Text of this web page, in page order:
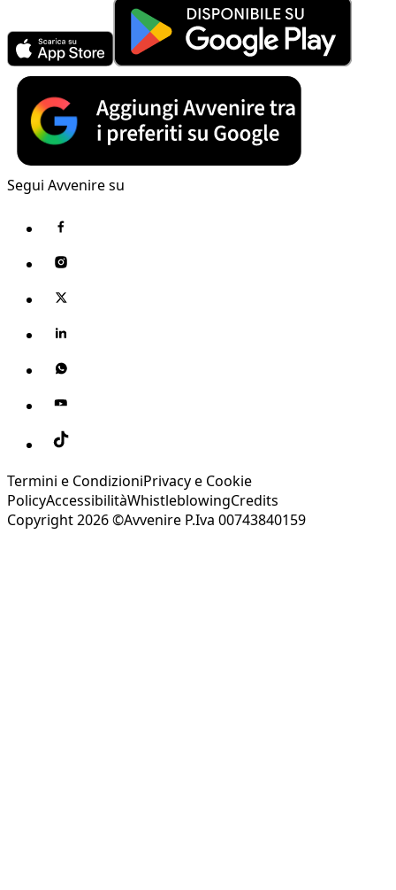
Segui Avvenire su
Termini e CondizioniPrivacy e Cookie
PolicyAccessibilitàWhistleblowingCredits
Copyright 2026 ©Avvenire P.Iva 00743840159